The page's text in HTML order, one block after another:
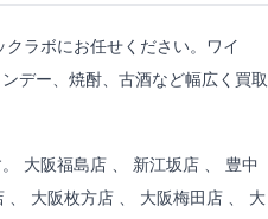
ラボにお任せください。ワイ
デー、焼酎、古酒など幅広く買取
大阪福島店 新江坂店
豊中
大阪枚方店 大阪梅田店
大